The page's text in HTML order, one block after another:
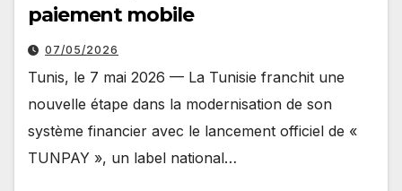
paiement mobile
07/05/2026
Tunis, le 7 mai 2026 — La Tunisie franchit une
nouvelle étape dans la modernisation de son
système financier avec le lancement officiel de «
TUNPAY », un label national…